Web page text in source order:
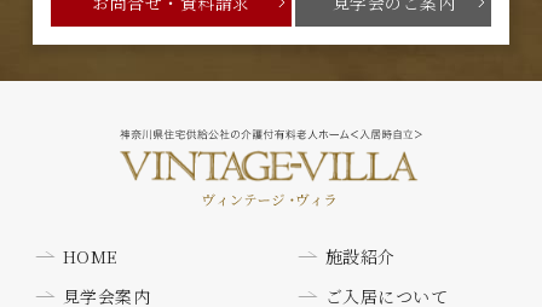
HOME
施設紹介
見学会案内
ご入居について